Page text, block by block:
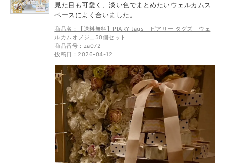
見た目も可愛く、淡い色でまとめたいウェルカムス
ペースによく合いました。
商品名：【送料無料】PIARY tags - ピアリー タグズ - ウェ
ルカムオブジェ50個セット
商品番号：za072
投稿日：2026-04-12